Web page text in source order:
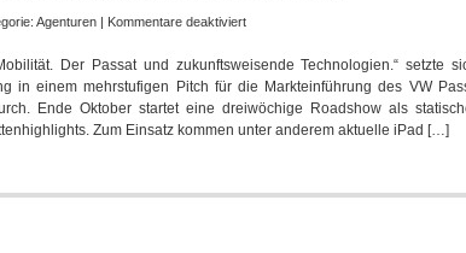
Agenturen | Kommentare deaktiviertfür
Event
Marketing
realisiert
Markteinführung
für
Der Passat und zukunftsweisende Technologien.“ setzte
in einem mehrstufigen Pitch für die Markteinführung des VW
Ende Oktober startet eine dreiwöchige Roadshow als
Zum Einsatz kommen unter anderem aktuelle iPad […]